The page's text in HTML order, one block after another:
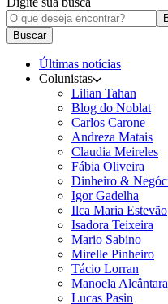
Buscar
Últimas notícias
Colunistas
Lilian Tahan
Blog do Noblat
Carlos Carone
Andreza Matais
Claudia Meireles
Fábia Oliveira
Dinheiro &
Igor Gadelha
Ilca Maria Estevão
Isadora Teixeira
Mario Sabino
Mirelle Pinheiro
Tácio Lorran
Manoela Alcântara
Lucas Pasin